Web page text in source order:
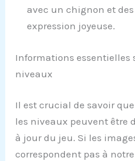
avec un chignon et
expression joyeuse.
Informations essentielles
niveaux
Il est crucial de savoir
les niveaux peuvent être
à jour du jeu. Si les
correspondent pas à